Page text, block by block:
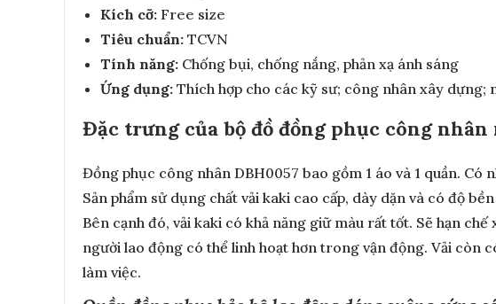
Kích cỡ: Free size
Tiêu chuẩn: TCVN
Tính năng: Chống bụi, chống nắng, phản xạ ánh sáng
Ứng dụng: Thích hợp cho các kỹ sư; công nhân xây
Đặc trưng của bộ đồ đồng phục công nhân
Đồng phục công nhân DBH0057 bao gồm 1 áo và 1 quần.
Sản phẩm sử dụng chất vải kaki cao cấp, dày dặn và có độ
Bên cạnh đó, vải kaki có khả năng giữ màu rất tốt. Sẽ hạn
người lao động có thể linh hoạt hơn trong vận động. Vải còn
làm việc.